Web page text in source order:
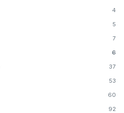
4
5
7
6
37
53
60
92